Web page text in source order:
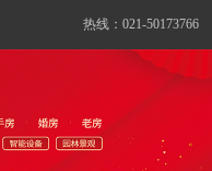
热线：021-50173766